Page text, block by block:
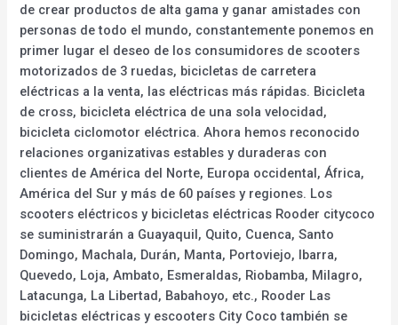
de crear productos de alta gama y ganar amistades con
personas de todo el mundo, constantemente ponemos en
primer lugar el deseo de los consumidores de scooters
motorizados de 3 ruedas, bicicletas de carretera
eléctricas a la venta, las eléctricas más rápidas. Bicicleta
de cross, bicicleta eléctrica de una sola velocidad,
bicicleta ciclomotor eléctrica. Ahora hemos reconocido
relaciones organizativas estables y duraderas con
clientes de América del Norte, Europa occidental, África,
América del Sur y más de 60 países y regiones. Los
scooters eléctricos y bicicletas eléctricas Rooder citycoco
se suministrarán a Guayaquil, Quito, Cuenca, Santo
Domingo, Machala, Durán, Manta, Portoviejo, Ibarra,
Quevedo, Loja, Ambato, Esmeraldas, Riobamba, Milagro,
Latacunga, La Libertad, Babahoyo, etc., Rooder Las
bicicletas eléctricas y escooters City Coco también se